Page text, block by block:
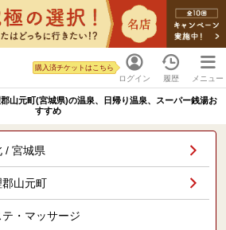
ログイン
購入済チケットはこちら
履歴 メニュー
山元町(宮城県)の温泉、日帰り温泉、スーパー銭湯お
すすめ
/ 宮城県
郡山元町
テ・マッサージ